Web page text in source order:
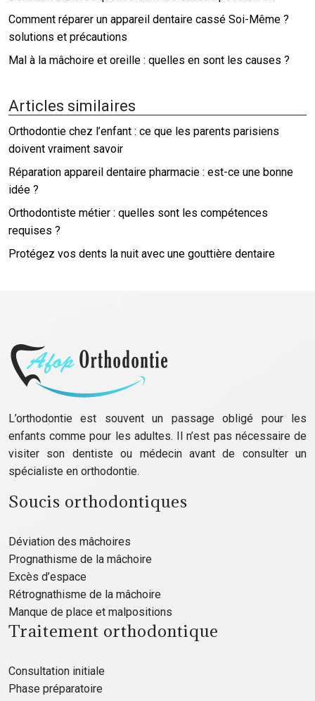
Comment réparer un appareil dentaire cassé Soi-Même ?
solutions et précautions
Mal à la mâchoire et oreille : quelles en sont les causes ?
Articles similaires
Orthodontie chez l’enfant : ce que les parents parisiens
doivent vraiment savoir
Réparation appareil dentaire pharmacie : est-ce une bonne
idée ?
Orthodontiste métier : quelles sont les compétences
requises ?
Protégez vos dents la nuit avec une gouttière dentaire
L’orthodontie est souvent un passage obligé pour les
enfants comme pour les adultes. Il n’est pas nécessaire de
visiter son dentiste ou médecin avant de consulter un
spécialiste en orthodontie.
Soucis orthodontiques
Déviation des mâchoires
Prognathisme de la mâchoire
Excès d’espace
Rétrognathisme de la mâchoire
Manque de place et malpositions
Traitement orthodontique
Consultation initiale
Phase préparatoire